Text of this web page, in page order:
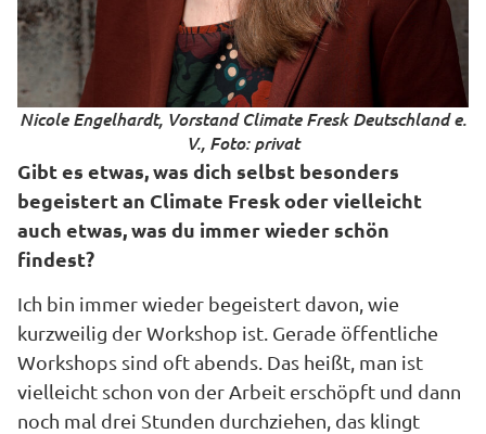
Nicole Engelhardt, Vorstand Climate Fresk Deutschland e.
V., Foto: privat
Gibt es etwas, was dich selbst besonders
begeistert an Climate Fresk oder vielleicht
auch etwas, was du immer wieder schön
findest?
Ich bin immer wieder begeistert davon, wie
kurzweilig der Workshop ist. Gerade öffentliche
Workshops sind oft abends. Das heißt, man ist
vielleicht schon von der Arbeit erschöpft und dann
noch mal drei Stunden durchziehen, das klingt